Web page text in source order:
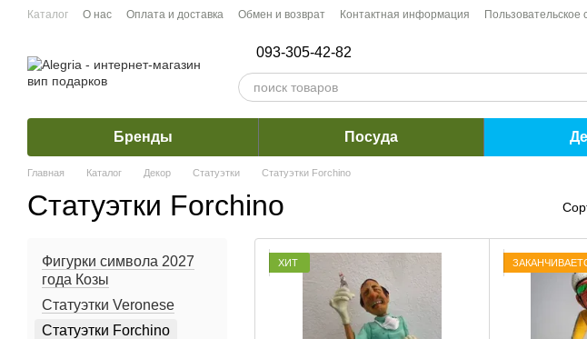
Перейти к основному контенту
Каталог О нас Оплата и доставка Обмен и возврат Контактная информация Пользовательское
093-305-42-82
Бренды Посуда
Главная Каталог Декор Статуэтки Статуэтки Forchino
Статуэтки Forchino
ХИТ
Фигурки символа 2027
года Козы
Статуэтки Veronese
Статуэтки Forchino